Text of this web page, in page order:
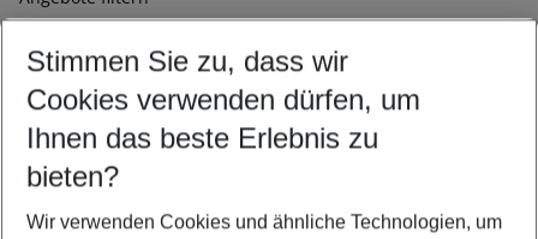
Ändern Sie Ihre Kriterien nach Ihren Wünschen
Abflughafen wählen
Beliebiger Abflughafen
Reisezeitraum wählen
08.08.26– 06.08.27 5-8 Nächte
2 Erwachsene Keine Kinder
Stimmen Sie zu, dass wir
Cookies verwenden dürfen, um
Ihnen das beste Erlebnis zu
bieten?
Wir verwenden Cookies und ähnliche Technologien, um